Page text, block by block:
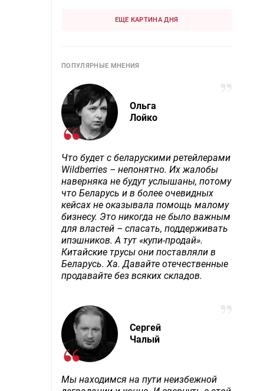
ЕЩЕ КАРТИНА ДНЯ
ПОПУЛЯРНЫЕ МНЕНИЯ
Ольга
Лойко
Что будет с беларускими ретейлерами
Wildberries – непонятно. Их жалобы
наверняка не будут услышаны, потому
что Беларусь и в более очевидных
кейсах не оказывала помощь малому
бизнесу. Это никогда не было важным
для властей – спасать, поддерживать
ипэшников. А тут «купи-продай».
Китайские трусы они поставляли в
Беларусь. Ха. Давайте отечественные
продавайте без всяких складов.
Сергей
Чалый
Мы находимся на пути неизбежной